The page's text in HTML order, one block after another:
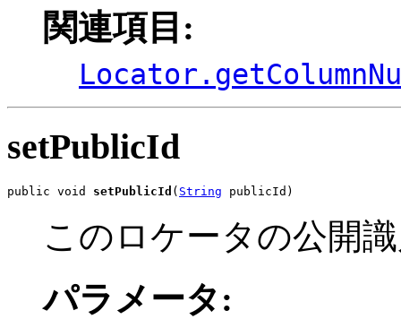
関連項目:
setPublicId
public void setPublicId ( String publicId)
このロケータの公開
パラメータ: